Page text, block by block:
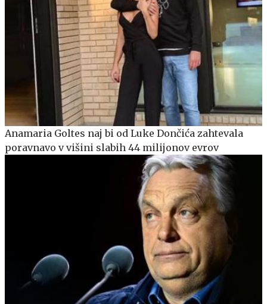
Anamaria Goltes naj bi od Luke Dončića zahtevala
poravnavo v višini slabih 44 milijonov evrov